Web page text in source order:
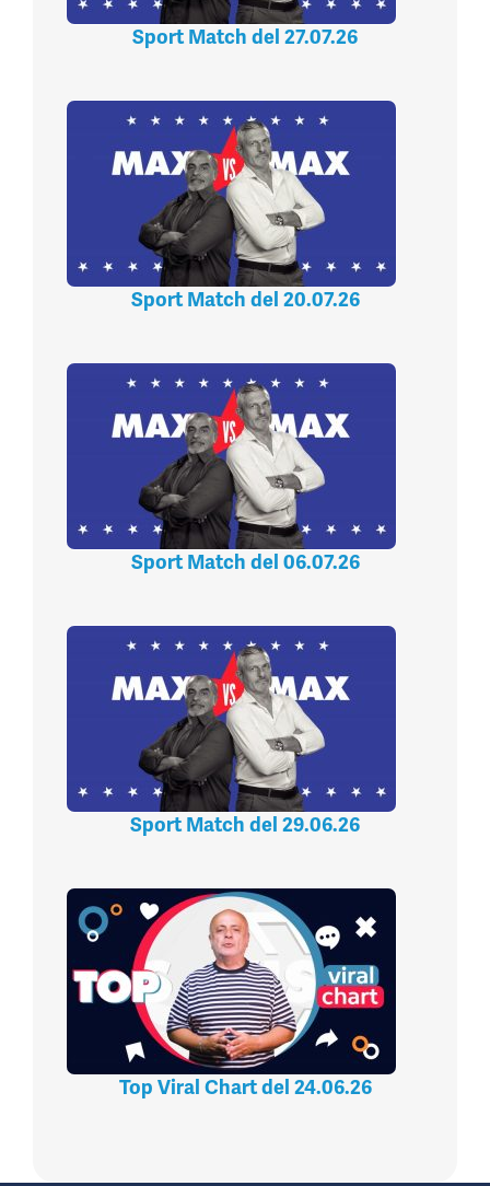
Sport Match del 27.07.26
Sport Match del 20.07.26
Sport Match del 06.07.26
Sport Match del 29.06.26
Top Viral Chart del 24.06.26